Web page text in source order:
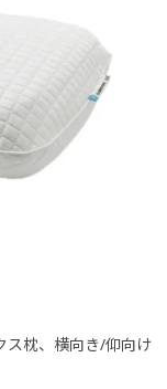
ス枕、横向き/仰向け